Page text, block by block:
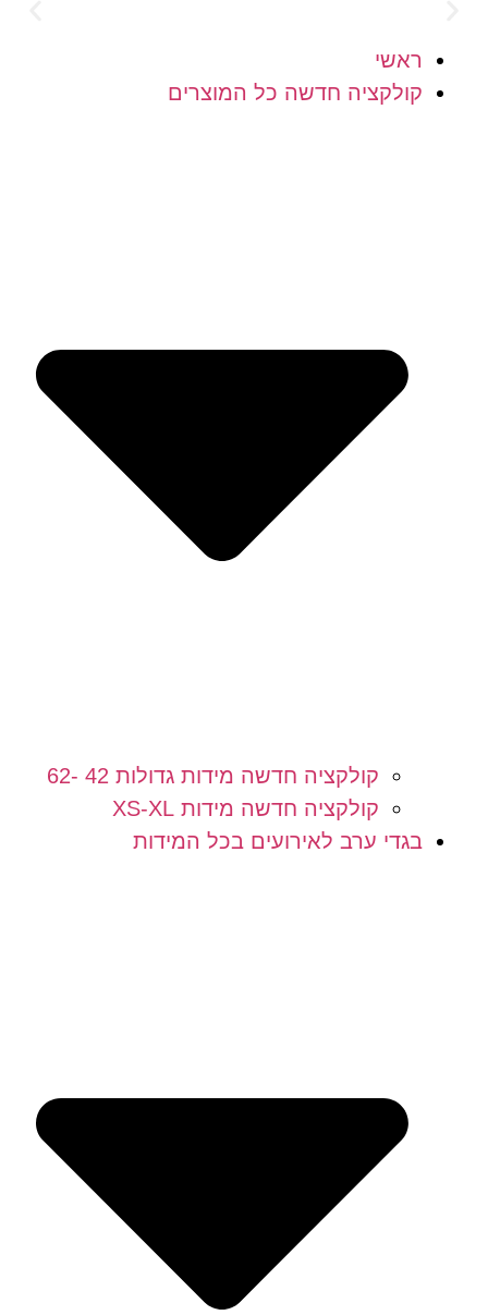
משלוח חינם מעל 300 ש"ח
ראשי
קולקציה חדשה כל המוצרים
קולקציה חדשה מידות גדולות 42 -62
קולקציה חדשה מידות XS-XL
בגדי ערב לאירועים בכל המידות